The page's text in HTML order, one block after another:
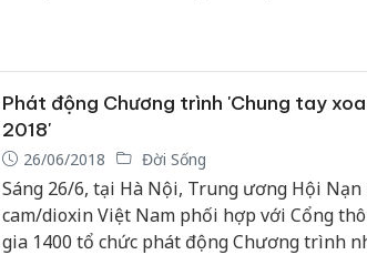
Phát động Chương trình 'Chung tay
2018'
26/06/2018 Đời Sống
Sáng 26/6, tại Hà Nội, Trung ương Hội Nạn
cam/dioxin Việt Nam phối hợp với Cổng
gia 1400 tổ chức phát động Chương trình